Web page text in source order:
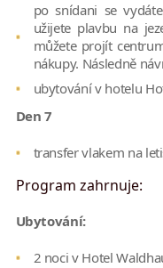
po snídani se
užijete plavbu na
můžete projít
nákupy. Následně
ubytování v hotelu
Den 7
transfer vlakem na
Program zahrnuje:
Ubytování:
2 noci v Hotel